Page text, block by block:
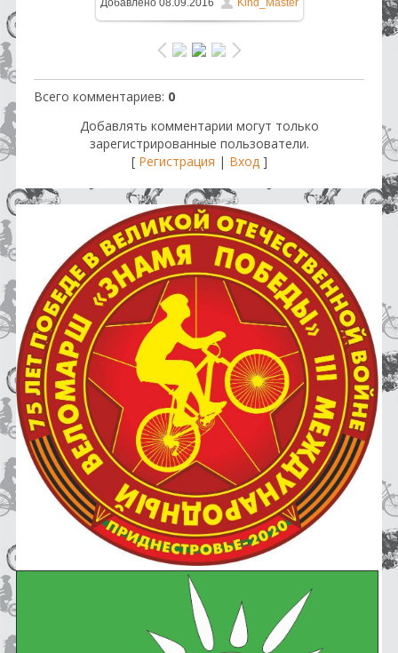
332.0Kb
Добавлено08.09.2016 Kind_Master
Всего комментариев: 0
Добавлять комментарии могут только
зарегистрированные пользователи.
[ Регистрация | Вход]